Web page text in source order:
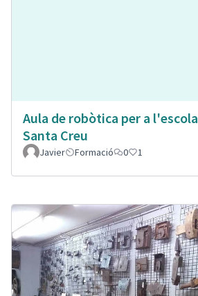
Aula de robòtica per a l'escola
Santa Creu
Javier Formació 0 1